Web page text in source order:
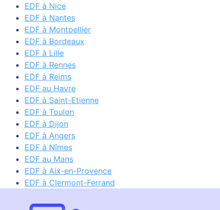
EDF à Nice
EDF à Nantes
EDF à Montpellier
EDF à Bordeaux
EDF à Lille
EDF à Rennes
EDF à Reims
EDF au Havre
EDF à Saint-Etienne
EDF à Toulon
EDF à Dijon
EDF à Angers
EDF à Nîmes
EDF au Mans
EDF à Aix-en-Provence
EDF à Clermont-Ferrand